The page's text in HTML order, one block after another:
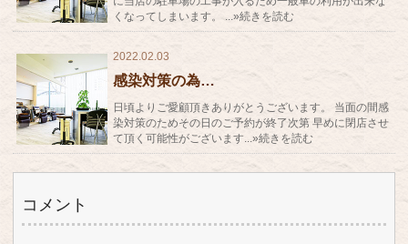
くなってしまいます。 ...»続きを読む
2022.02.03
感染対策の為…
日頃よりご愛顧頂きありがとうございます。 当面の間感
染対策のためその日のご予約が終了次第 早めに閉店させ
て頂く可能性がございます...»続きを読む
コメント